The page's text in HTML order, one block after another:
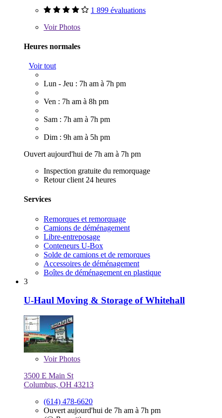
1 899 évaluations
VoirPhotos
Heures normales
Voir tout
Lun - Jeu : 7h am à 7h pm
Ven : 7h am à 8h pm
Sam : 7h am à 7h pm
Dim : 9h am à 5h pm
Ouvert aujourd'hui de 7h am à 7h pm
Inspection gratuite du remorquage
Retour client 24 heures
Services
Remorques et remorquage
Camions de déménagement
Libre-entreposage
Conteneurs U-Box
Solde de camions et de remorques
Accessoires de déménagement
Boîtes de déménagement en plastique
3
U-Haul Moving & Storage of Whitehall
VoirPhotos
3500 E Main St
Columbus, OH 43213
(614) 478-6620
Ouvert aujourd'hui de 7h am à 7h pm